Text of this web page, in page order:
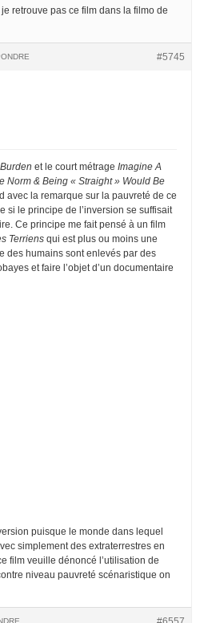
retrouve pas ce film dans la filmo de
#5745
et le court métrage Imagine A
Norm & Being « Straight » Would Be
avec la remarque sur la pauvreté de ce
si le principe de l’inversion se suffisait
Ce principe me fait pensé à un film
Terriens qui est plus ou moins une
des humains sont enlevés par des
et faire l’objet d’un documentaire
puisque le monde dans lequel
simplement des extraterrestres en
film veuille dénoncé l’utilisation de
niveau pauvreté scénaristique on